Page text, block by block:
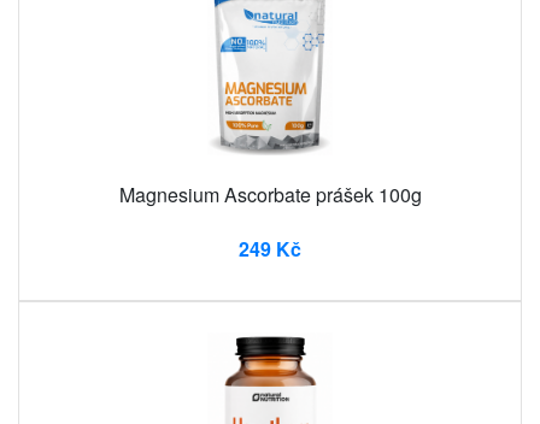
Magnesium Ascorbate prášek 100g
249 Kč